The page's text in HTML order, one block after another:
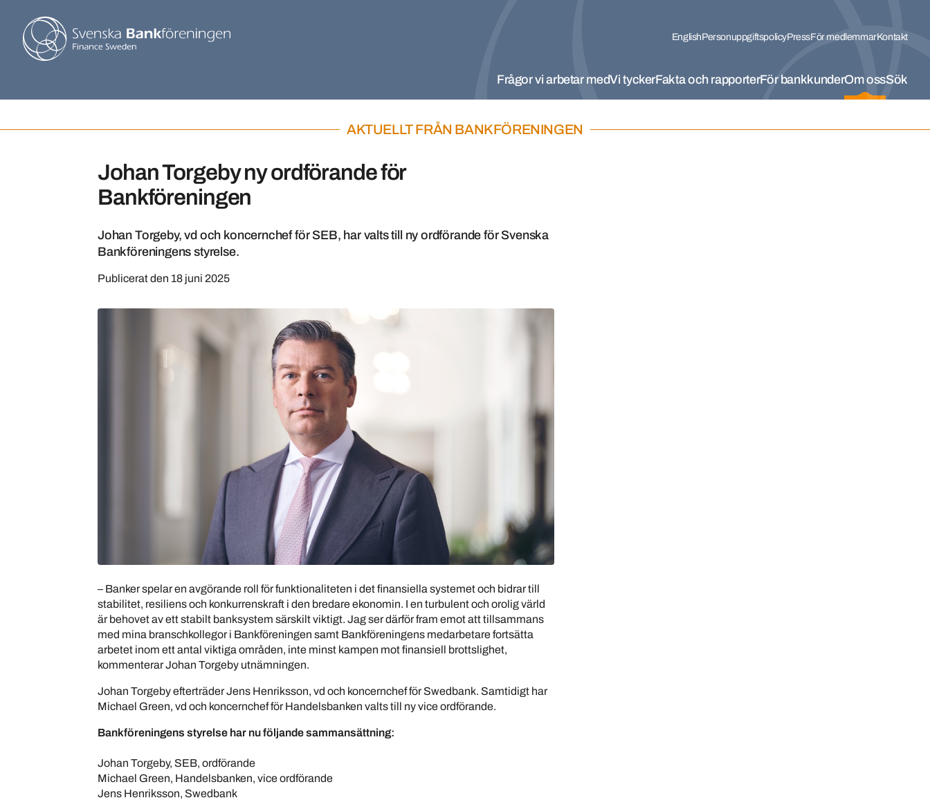
EnglishPersonuppgiftspolicyPressFör medlemmarKontakt
Frågor vi arbetar medVi tyckerFakta och rapporterFör bankkunderOm ossSök
AKTUELLT FRÅN BANKFÖRENINGEN
Johan Torgeby ny ordförande för
Bankföreningen
Johan Torgeby, vd och koncernchef för SEB, har valts till ny ordförande för Svenska
Bankföreningens styrelse.
Publicerat den 18 juni 2025
– Banker spelar en avgörande roll för funktionaliteten i det finansiella systemet och bidrar till
stabilitet, resiliens och konkurrenskraft i den bredare ekonomin. I en turbulent och orolig värld
är behovet av ett stabilt banksystem särskilt viktigt. Jag ser därför fram emot att tillsammans
med mina branschkollegor i Bankföreningen samt Bankföreningens medarbetare fortsätta
arbetet inom ett antal viktiga områden, inte minst kampen mot finansiell brottslighet,
kommenterar Johan Torgeby utnämningen.
Johan Torgeby efterträder Jens Henriksson, vd och koncernchef för Swedbank. Samtidigt har
Michael Green, vd och koncernchef för Handelsbanken valts till ny vice ordförande.
Bankföreningens styrelse har nu följande sammansättning:
Johan Torgeby, SEB, ordförande
Michael Green, Handelsbanken, vice ordförande
Jens Henriksson, Swedbank